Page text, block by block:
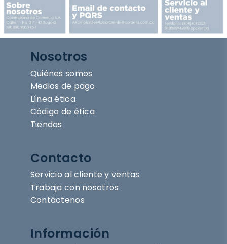
Nosotros
Quiénes somos
Medios de pago
Línea ética
Código de ética
Tiendas
Contacto
Servicio al cliente y ventas
Trabaja con nosotros
Contáctenos
Información